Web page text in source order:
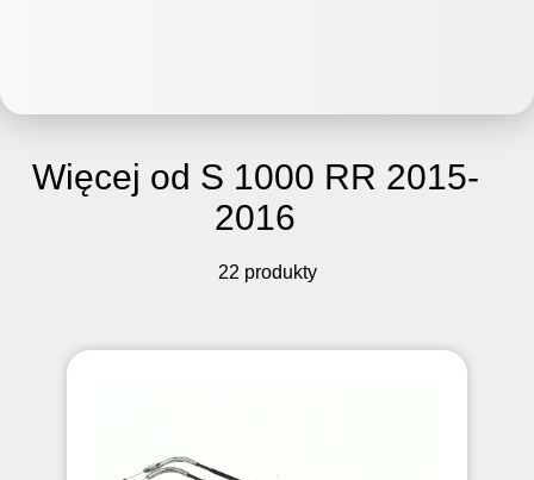
Więcej od S 1000 RR 2015-
2016
22 produkty